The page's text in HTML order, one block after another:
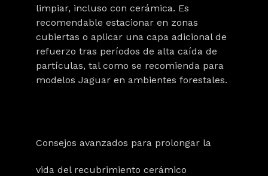
limpiar, incluso con cerámica. Es
recomendable estacionar en zonas
cubiertas o aplicar una capa adicional de
refuerzo tras períodos de alta caída de
partículas, tal como se recomienda para
modelos Jaguar en ambientes forestales.
Consejos avanzados para prolongar la
vida del recubrimiento cerámico